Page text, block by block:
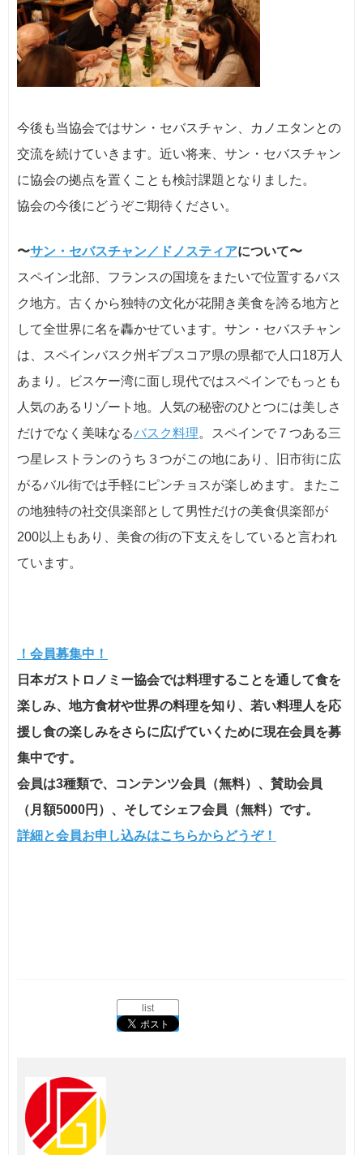
今後も当協会ではサン・セバスチャン、カノエタンとの
交流を続けていきます。近い将来、サン・セバスチャン
に協会の拠点を置くことも検討課題となりました。
協会の今後にどうぞご期待ください。
〜サン・セバスチャン／ドノスティアについて〜
スペイン北部、フランスの国境をまたいで位置するバス
ク地方。古くから独特の文化が花開き美食を誇る地方と
して全世界に名を轟かせています。サン・セバスチャン
は、スペインバスク州ギプスコア県の県都で人口18万人
あまり。ビスケー湾に面し現代ではスペインでもっとも
人気のあるリゾート地。人気の秘密のひとつには美しさ
だけでなく美味なるバスク料理。スペインで７つある三
つ星レストランのうち３つがこの地にあり、旧市街に広
がるバル街では手軽にピンチョスが楽しめます。またこ
の地独特の社交倶楽部として男性だけの美食倶楽部が
200以上もあり、美食の街の下支えをしていると言われ
ています。
！会員募集中！
日本ガストロノミー協会では料理することを通して食を
楽しみ、地方食材や世界の料理を知り、若い料理人を応
援し食の楽しみをさらに広げていくために現在会員を募
集中です。
会員は3種類で、コンテンツ会員（無料）、賛助会員
（月額5000円）、そしてシェフ会員（無料）です。
詳細と会員お申し込みはこちらからどうぞ！
list